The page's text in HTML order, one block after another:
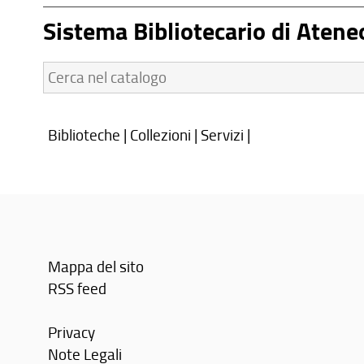
Sistema Bibliotecario di
Cerca
nel
Biblioteche | Collezioni | Servizi |
Mappa del sito
RSS feed
Privacy
Note Legali